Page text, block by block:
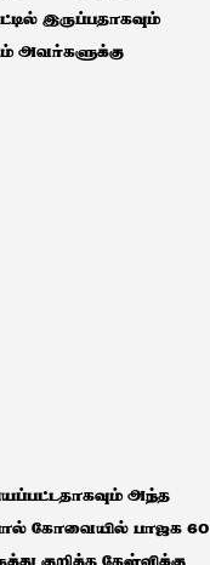
இருப்பதாகவும்
அவர்களுக்கு
அந்த
கோவையில் பாஜக 60